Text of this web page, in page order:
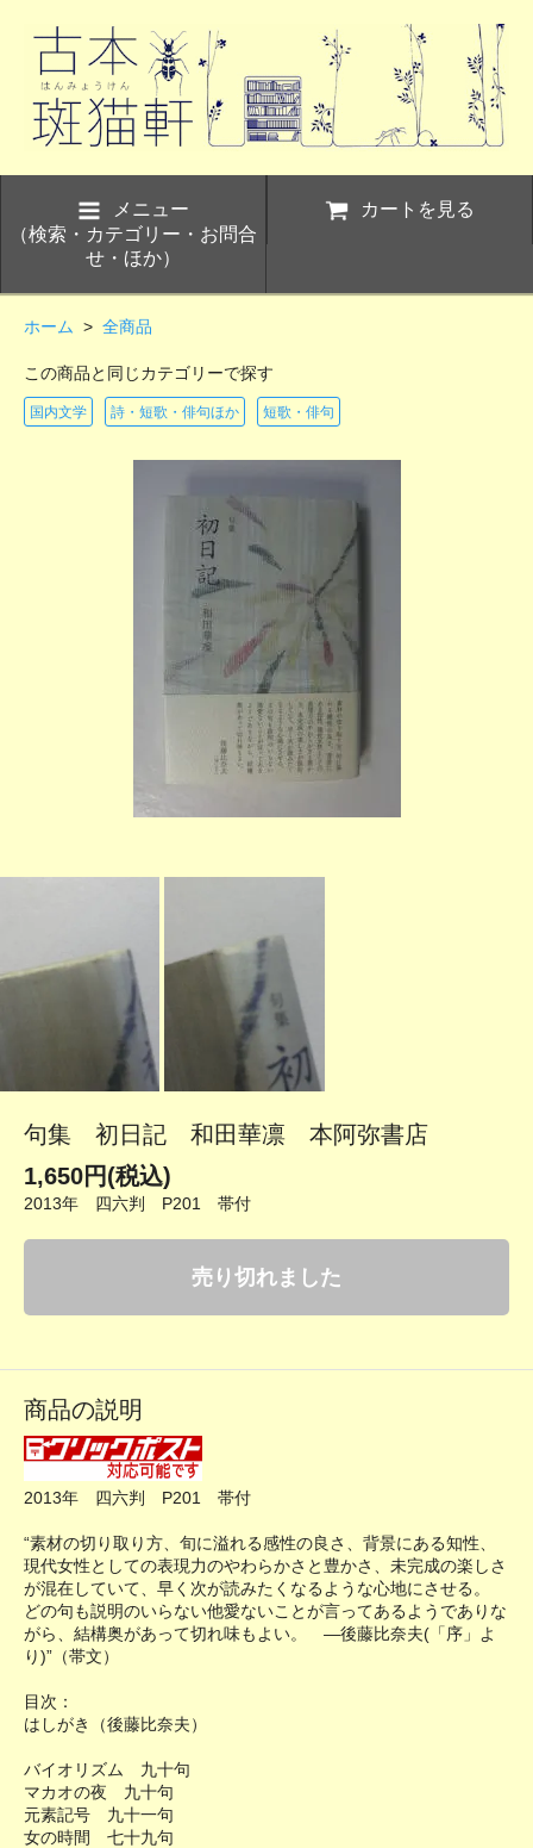
メニュー
（検索・カテゴリー・お問合
せ・ほか）
カートを見る
ホーム > 全商品
この商品と同じカテゴリーで探す
国内文学 詩・短歌・俳句ほか 短歌・俳句
句集 初日記 和田華凛 本阿弥書店
1,650円(税込)
2013年 四六判 P201 帯付
売り切れました
商品の説明
2013年 四六判 P201 帯付
“素材の切り取り方、旬に溢れる感性の良さ、背景にある知性、
現代女性としての表現力のやわらかさと豊かさ、未完成の楽しさ
が混在していて、早く次が読みたくなるような心地にさせる。
どの句も説明のいらない他愛ないことが言ってあるようでありな
がら、結構奥があって切れ味もよい。 ―後藤比奈夫(「序」よ
り)”（帯文）
目次：
はしがき（後藤比奈夫）
バイオリズム 九十句
マカオの夜 九十句
元素記号 九十一句
女の時間 七十九句